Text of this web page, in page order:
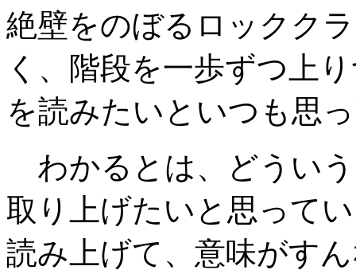
絶壁をのぼるロックク
く、階段を一歩ずつ上
を読みたいといつも思
わかるとは、どうい
取り上げたいと思って
読み上げて、意味がす